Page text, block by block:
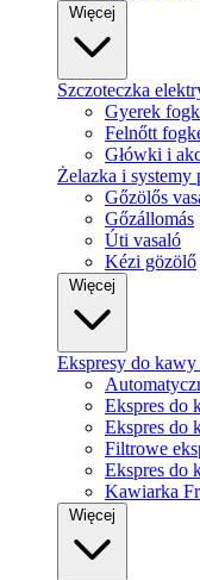
Szczoteczka
Gyerek
Felnőtt
Główki i
Żelazka i systemy
Gőzölős
Gőzállomás
Úti vasaló
Kézi gözölő
Ekspresy do
Ekspres do
Ekspres do
Filtrowe
Ekspres do
Kawiarka